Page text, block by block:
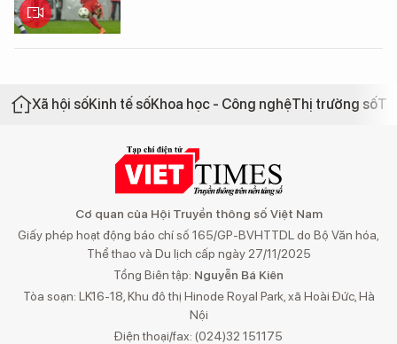
Xã hội sốKinh tế sốKhoa học - Công nghệThị trường số
Cơ quan của Hội Truyền thông số Việt Nam
Giấy phép hoạt động báo chí số 165/GP-BVHTTDL do Bộ Văn hóa,
Thể thao và Du lịch cấp ngày 27/11/2025
Tổng Biên tập: Nguyễn Bá Kiên
Tòa soạn: LK16-18, Khu đô thị Hinode Royal Park, xã Hoài Đức, Hà
Nội
Điện thoại/fax: (024)32 151175